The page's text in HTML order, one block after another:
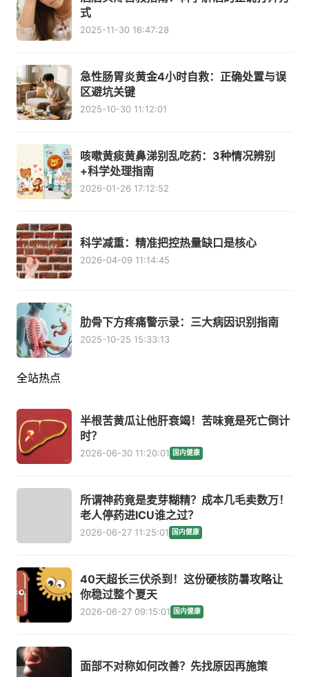
式
2025-11-30 16:47:28
急性肠胃炎黄金4小时自救：正确处置与误
区避坑关键
2025-10-30 11:12:01
咳嗽黄痰黄鼻涕别乱吃药：3种情况辨别
+科学处理指南
2026-01-26 17:12:52
科学减重：精准把控热量缺口是核心
2026-04-09 11:14:45
肋骨下方疼痛警示录：三大病因识别指南
2025-10-25 15:33:13
全站热点
半根苦黄瓜让他肝衰竭！苦味竟是死亡倒计
时？
2026-06-30 11:20:01 国内健康
所谓神药竟是麦芽糊精？成本几毛卖数万！
老人停药进ICU谁之过？
2026-06-27 11:25:01 国内健康
40天超长三伏杀到！这份硬核防暑攻略让
你稳过整个夏天
2026-06-27 09:15:01 国内健康
面部不对称如何改善？先找原因再施策